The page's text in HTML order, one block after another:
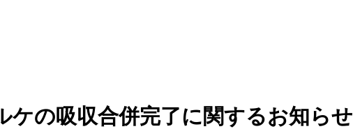
ケの吸収合併完了に関するお知らせ